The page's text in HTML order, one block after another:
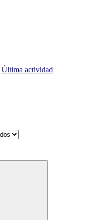
Última actividad